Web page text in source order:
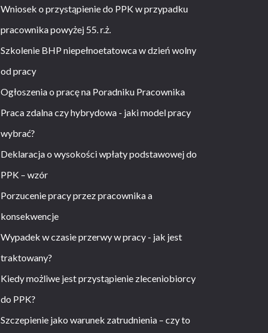
Wniosek o przystąpienie do PPK w przypadku
pracownika powyżej 55. r.ż.
Szkolenie BHP niepełnoetatowca w dzień wolny
od pracy
Ogłoszenia o pracę na Poradniku Pracownika
Praca zdalna czy hybrydowa - jaki model pracy
wybrać?
Deklaracja o wysokości wpłaty podstawowej do
PPK – wzór
Porzucenie pracy przez pracownika a
konsekwencje
Wypadek w czasie przerwy w pracy - jak jest
traktowany?
Kiedy możliwe jest przystąpienie zleceniobiorcy
do PPK?
Szczepienie jako warunek zatrudnienia – czy to